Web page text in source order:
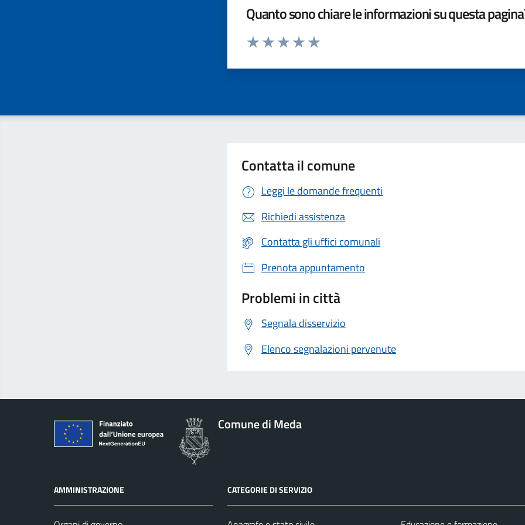
Quanto sono chiare le informazioni su questa
Valuta da 1 a 5 stelle la pagina
Contatta il comune
Leggi le domande frequenti
Richiedi assistenza
Contatta gli uffici comunali
Prenota appuntamento
Problemi in città
Segnala disservizio
Elenco segnalazioni pervenute
Comune di Meda
AMMINISTRAZIONE CATEGORIE DI SERVIZIO